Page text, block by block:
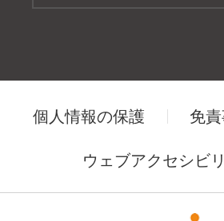
個人情報の保護 免
ウェブアクセシビ